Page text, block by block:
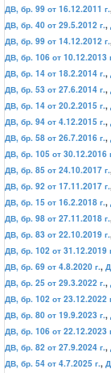
ДВ, бр. 99 от 16.12.2011 г.
ДВ, бр. 40 от 29.5.2012 г.,
ДВ, бр. 99 от 14.12.2012 г.
ДВ, бр. 106 от 10.12.2013
ДВ, бр. 14 от 18.2.2014 г.,
ДВ, бр. 53 от 27.6.2014 г.,
ДВ, бр. 14 от 20.2.2015 г.,
ДВ, бр. 94 от 4.12.2015 г.,
ДВ, бр. 58 от 26.7.2016 г.,
ДВ, бр. 105 от 30.12.2016
ДВ, бр. 85 от 24.10.2017 г.
ДВ, бр. 92 от 17.11.2017 г.
ДВ, бр. 15 от 16.2.2018 г.,
ДВ, бр. 98 от 27.11.2018 г.
ДВ, бр. 83 от 22.10.2019 г.
ДВ, бр. 102 от 31.12.2019
ДВ, бр. 69 от 4.8.2020 г.,
ДВ, бр. 25 от 29.3.2022 г.,
ДВ, бр. 102 от 23.12.2022
ДВ, бр. 80 от 19.9.2023 г.,
ДВ, бр. 106 от 22.12.2023
ДВ, бр. 82 от 27.9.2024 г.,
ДВ, бр. 54 от 4.7.2025 г.,